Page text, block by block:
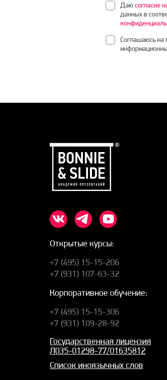
Даюсогласие
данных в
Соглашаюсь на
Открытые курсы:
+7 (495) 15-15-206
+7 (931) 107-63-32
Корпоративное обучение:
+7 (495) 15-15-306
+7 (931) 109-28-92
Государственная лицензия
Л035-01298-77/01635812
Список иноязычных слов